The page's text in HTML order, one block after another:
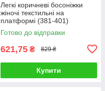
Легкі коричневі босоніжки
жіночі текстильні на
платформі (381-401)
Готово до відправки
621,75 ₴ 829 ₴
Купити